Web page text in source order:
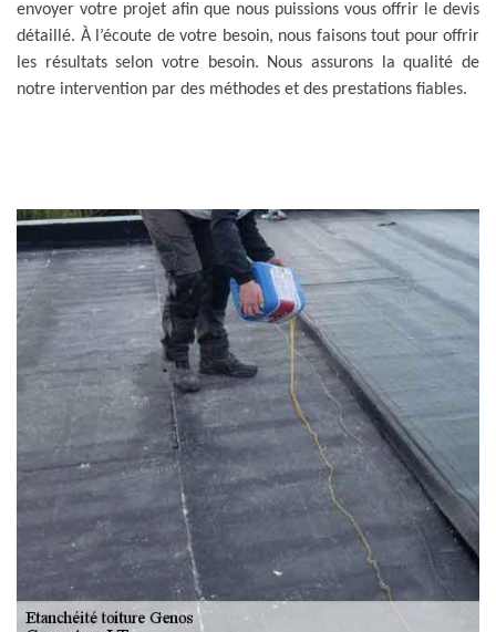
envoyer votre projet afin que nous puissions vous offrir le devis
détaillé. À l’écoute de votre besoin, nous faisons tout pour offrir
les résultats selon votre besoin. Nous assurons la qualité de
notre intervention par des méthodes et des prestations fiables.